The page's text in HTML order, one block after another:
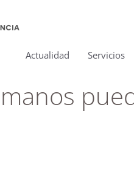
Actualidad Servicios